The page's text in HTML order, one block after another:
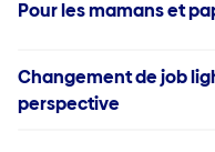
Pour les mamans et
Changement de job
perspective